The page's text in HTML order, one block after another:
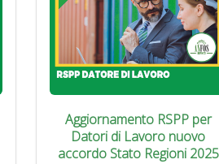
Aggiornamento RSPP per
Datori di Lavoro nuovo
accordo Stato Regioni 2025